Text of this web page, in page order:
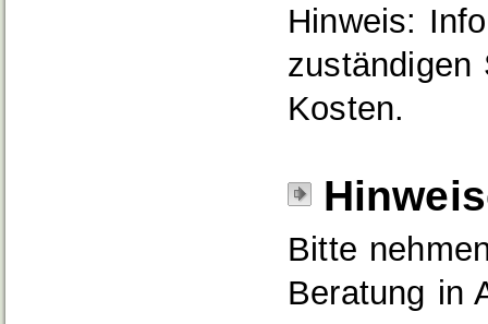
Hinweis:
zuständigen
Kosten.
Bitte
Beratung in